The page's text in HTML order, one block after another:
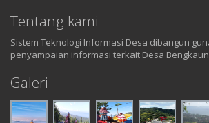
Tentang kami
Sistem Teknologi Informasi Desa dibangun
penyampaian informasi terkait Desa
Galeri